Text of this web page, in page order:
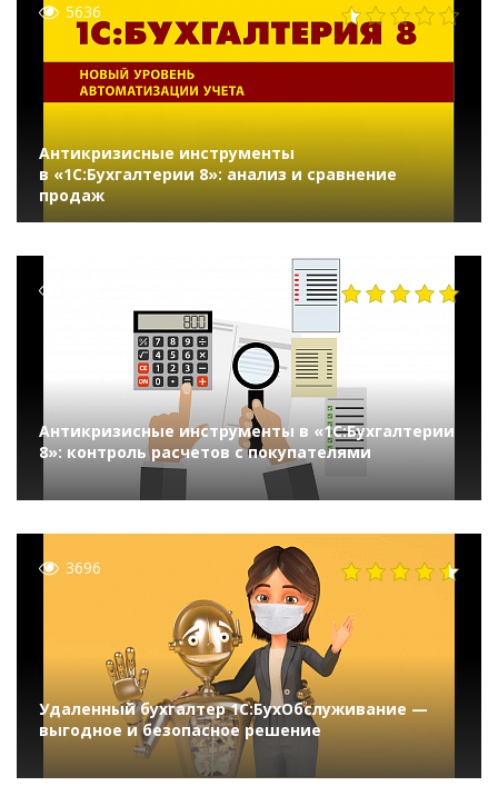
5636
Антикризисные инструменты
в «1С:Бухгалтерии 8»: анализ и сравнение
продаж
Антикризисные инструменты в «1С:Бухгалтерии
8»: контроль расчетов с покупателями
3696
Удаленный бухгалтер 1С:БухОбслуживание —
выгодное и безопасное решение